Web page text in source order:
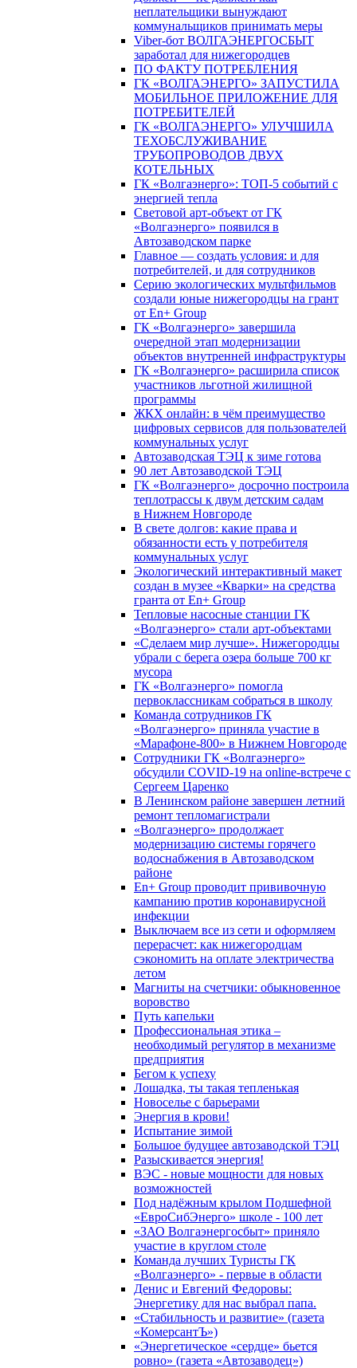
неплательщики вынуждают
коммунальщиков принимать меры
Viber-бот ВОЛГАЭНЕРГОСБЫТ
заработал для нижегородцев
ПО ФАКТУ ПОТРЕБЛЕНИЯ
ГК «ВОЛГАЭНЕРГО» ЗАПУСТИЛА
МОБИЛЬНОЕ ПРИЛОЖЕНИЕ ДЛЯ
ПОТРЕБИТЕЛЕЙ
ГК «ВОЛГАЭНЕРГО» УЛУЧШИЛА
ТЕХОБСЛУЖИВАНИЕ
ТРУБОПРОВОДОВ ДВУХ
КОТЕЛЬНЫХ
ГК «Волгаэнерго»: ТОП-5 событий с
энергией тепла
Световой арт-объект от ГК
«Волгаэнерго» появился в
Автозаводском парке
Главное — создать условия: и для
потребителей, и для сотрудников
Серию экологических мультфильмов
создали юные нижегородцы на грант
от En+ Group
ГК «Волгаэнерго» завершила
очередной этап модернизации
объектов внутренней инфраструктуры
ГК «Волгаэнерго» расширила список
участников льготной жилищной
программы
ЖКХ онлайн: в чём преимущество
цифровых сервисов для пользователей
коммунальных услуг
Автозаводская ТЭЦ к зиме готова
90 лет Автозаводской ТЭЦ
ГК «Волгаэнерго» досрочно построила
теплотрассы к двум детским садам
в Нижнем Новгороде
В свете долгов: какие права и
обязанности есть у потребителя
коммунальных услуг
Экологический интерактивный макет
создан в музее «Кварки» на средства
гранта от En+ Group
Тепловые насосные станции ГК
«Волгаэнерго» стали арт-объектами
«Сделаем мир лучше». Нижегородцы
убрали с берега озера больше 700 кг
мусора
ГК «Волгаэнерго» помогла
первоклассникам собраться в школу
Команда сотрудников ГК
«Волгаэнерго» приняла участие в
«Марафоне-800» в Нижнем Новгороде
Сотрудники ГК «Волгаэнерго»
обсудили COVID-19 на online-встрече с
Сергеем Царенко
В Ленинском районе завершен летний
ремонт тепломагистрали
«Волгаэнерго» продолжает
модернизацию системы горячего
водоснабжения в Автозаводском
районе
En+ Group проводит прививочную
кампанию против коронавирусной
инфекции
Выключаем все из сети и оформляем
перерасчет: как нижегородцам
сэкономить на оплате электричества
летом
Магниты на счетчики: обыкновенное
воровство
Путь капельки
Профессиональная этика –
необходимый регулятор в механизме
предприятия
Бегом к успеху
Лошадка, ты такая тепленькая
Новоселье с барьерами
Энергия в крови!
Испытание зимой
Большое будущее автозаводской ТЭЦ
Разыскивается энергия!
ВЭС - новые мощности для новых
возможностей
Под надёжным крылом Подшефной
«ЕвроСибЭнерго» школе - 100 лет
«ЗАО Волгаэнергосбыт» приняло
участие в круглом столе
Команда лучших Туристы ГК
«Волгаэнерго» - первые в области
Денис и Евгений Федоровы:
Энергетику для нас выбрал папа.
«Стабильность и развитие» (газета
«КомерсантЪ»)
«Энергетическое «сердце» бьется
ровно» (газета «Автозаводец»)